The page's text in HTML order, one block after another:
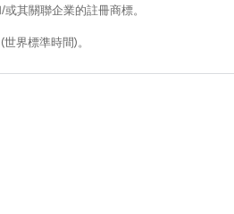
其關聯企業的註冊商標。
界標準時間)。